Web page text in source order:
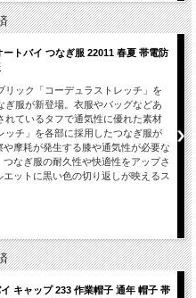
トバイ つなぎ服 22011 春夏 帯電防
リック「コーデュラストレッチ」を
ぎ服が新登場。衣服やバッグなどあ
れているタフで通気性に優れた素材
ッチ」を各部に採用したつなぎ服が
摩耗が発生する膝や通気性が必要な
なぎ服の耐久性や快適性をアップさ
ットに黒い色の切り返しが映えるス
キャップ 233 作業帽子 通年 帽子 帯